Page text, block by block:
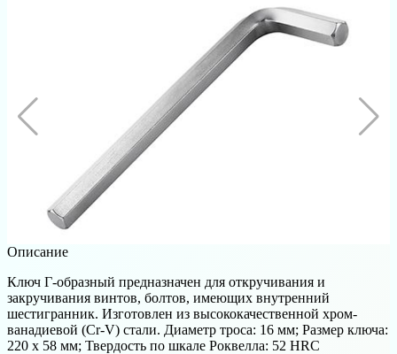
Описание
Ключ Г-образный предназначен для откручивания и
закручивания винтов, болтов, имеющих внутренний
шестигранник. Изготовлен из высококачественной хром-
ванадиевой (Cr-V) стали. Диаметр троса: 16 мм; Размер ключа:
220 х 58 мм; Твердость по шкале Роквелла: 52 HRC